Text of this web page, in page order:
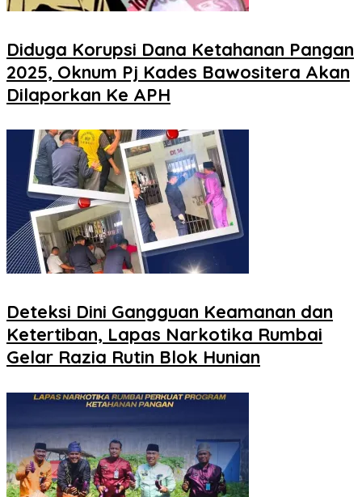
Diduga Korupsi Dana Ketahanan Pangan
2025, Oknum Pj Kades Bawositera Akan
Dilaporkan Ke APH
Deteksi Dini Gangguan Keamanan dan
Ketertiban, Lapas Narkotika Rumbai
Gelar Razia Rutin Blok Hunian